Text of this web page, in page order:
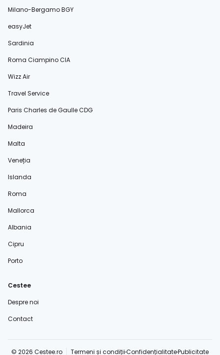
Milano-Bergamo BGY
easyJet
Sardinia
Roma Ciampino CIA
Wizz Air
Travel Service
Paris Charles de Gaulle CDG
Madeira
Malta
Veneția
Islanda
Roma
Mallorca
Albania
Cipru
Porto
Cestee
Despre noi
Contact
© 2026 Cestee.ro Termeni și condițiiConfidențialitatePublicitate